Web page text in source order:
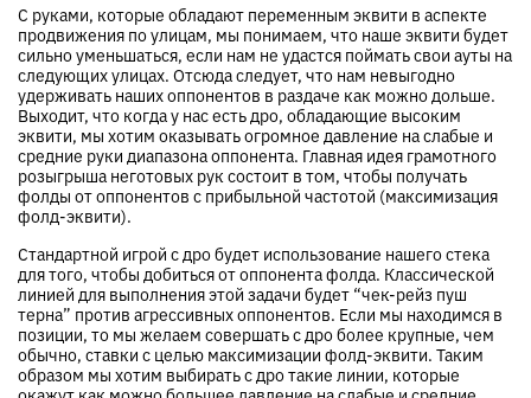
С руками, которые обладают переменным эквити в аспекте
продвижения по улицам, мы понимаем, что наше эквити будет
сильно уменьшаться, если нам не удастся поймать свои ауты на
следующих улицах. Отсюда следует, что нам невыгодно
удерживать наших оппонентов в раздаче как можно дольше.
Выходит, что когда у нас есть дро, обладающие высоким
эквити, мы хотим оказывать огромное давление на слабые и
средние руки диапазона оппонента. Главная идея грамотного
розыгрыша неготовых рук состоит в том, чтобы получать
фолды от оппонентов с прибыльной частотой (максимизация
фолд-эквити).
Стандартной игрой с дро будет использование нашего стека
для того, чтобы добиться от оппонента фолда. Классической
линией для выполнения этой задачи будет “чек-рейз пуш
терна” против агрессивных оппонентов. Если мы находимся в
позиции, то мы желаем совершать с дро более крупные, чем
обычно, ставки с целью максимизации фолд-эквити. Таким
образом мы хотим выбирать с дро такие линии, которые